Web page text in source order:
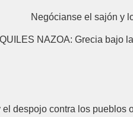
el sajón y los
NAZOA: Grecia bajo la
despojo contra los pueblos